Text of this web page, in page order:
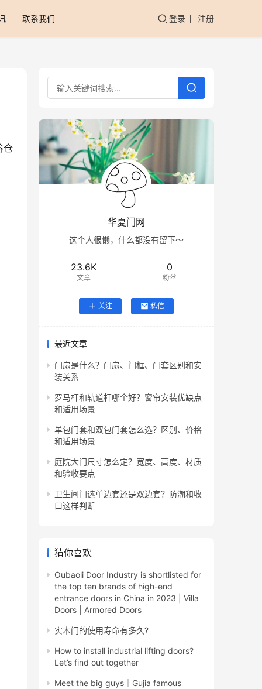
联系我们 登录 注册
仓
华夏门网
这个人很懒，什么都没有留下～
23.6K
文章
0
粉丝
关注 私信
最近文章
门扇是什么？门扇、门框、门套区别和安
装关系
罗马杆和轨道杆哪个好？窗帘安装优缺点
和适用场景
单包门套和双包门套怎么选？区别、价格
和适用场景
庭院大门尺寸怎么定？宽度、高度、材质
和验收要点
卫生间门选单边套还是双边套？防潮和收
口这样判断
猜你喜欢
Oubaoli Door Industry is shortlisted for
the top ten brands of high-end
entrance doors in China in 2023 | Villa
Doors | Armored Doors
实木门的使用寿命有多久?
How to install industrial lifting doors?
Let’s find out together
Meet the big guys│Gujia famous